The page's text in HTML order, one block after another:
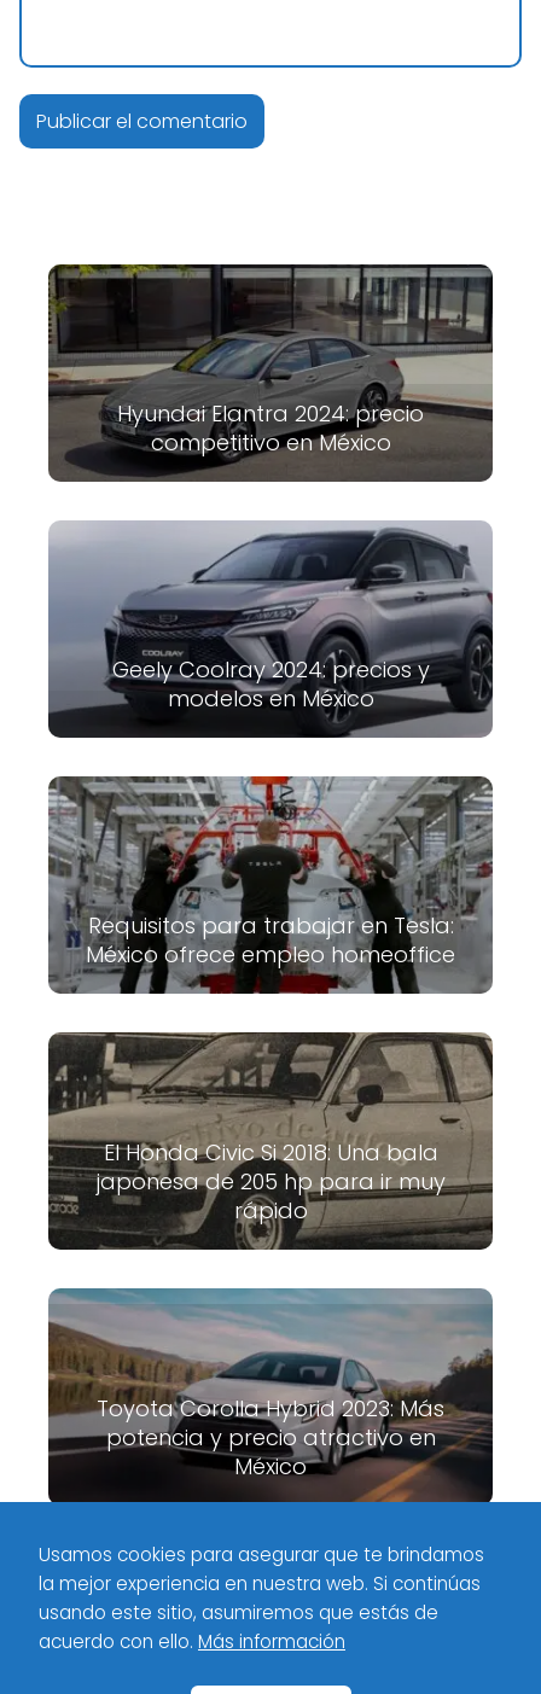
Hyundai Elantra 2024: precio
competitivo en México
Geely Coolray 2024: precios y
modelos en México
Requisitos para trabajar en Tesla:
México ofrece empleo homeoffice
El Honda Civic Si 2018: Una bala
japonesa de 205 hp para ir muy
rápido
Toyota Corolla Hybrid 2023: Más
potencia y precio atractivo en
México
Meximotores Industria
Comparativa Nissan Versa 2023 vs.
Competencia en México
Políticas de privacidad
Usamos cookies para asegurar que te brindamos
la mejor experiencia en nuestra web. Si continúas
usando este sitio, asumiremos que estás de
acuerdo con ello. Más información